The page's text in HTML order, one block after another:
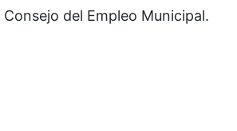
del Empleo Municipal.